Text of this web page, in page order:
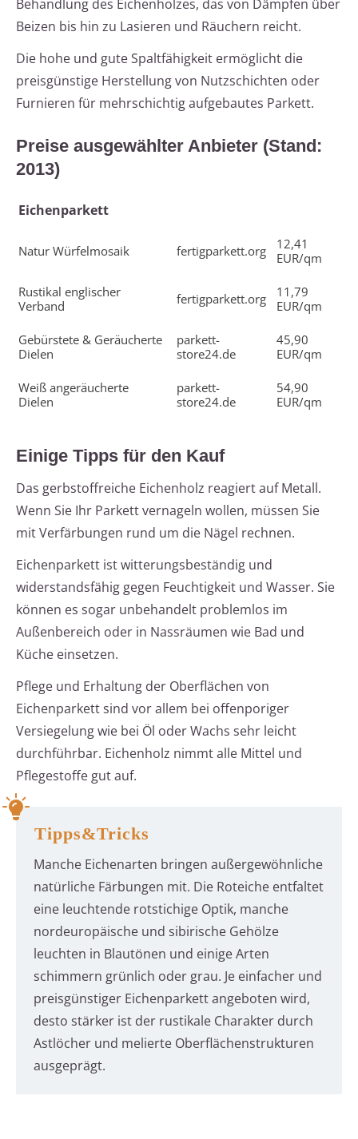
Behandlung des Eichenholzes, das von Dämpfen über
Beizen bis hin zu Lasieren und Räuchern reicht.
Die hohe und gute Spaltfähigkeit ermöglicht die
preisgünstige Herstellung von Nutzschichten oder
Furnieren für mehrschichtig aufgebautes Parkett.
Preise ausgewählter Anbieter (Stand:
2013)
Eichenparkett
Natur Würfelmosaik fertigparkett.org
12,41
EUR/qm
Rustikal englischer
Verband
fertigparkett.org
11,79
EUR/qm
Gebürstete & Geräucherte
Dielen
parkett-
store24.de
45,90
EUR/qm
Weiß angeräucherte
Dielen
parkett-
store24.de
54,90
EUR/qm
Einige Tipps für den Kauf
Das gerbstoffreiche Eichenholz reagiert auf Metall.
Wenn Sie Ihr Parkett vernageln wollen, müssen Sie
mit Verfärbungen rund um die Nägel rechnen.
Eichenparkett ist witterungsbeständig und
widerstandsfähig gegen Feuchtigkeit und Wasser. Sie
können es sogar unbehandelt problemlos im
Außenbereich oder in Nassräumen wie Bad und
Küche einsetzen.
Pflege und Erhaltung der Oberflächen von
Eichenparkett sind vor allem bei offenporiger
Versiegelung wie bei Öl oder Wachs sehr leicht
durchführbar. Eichenholz nimmt alle Mittel und
Pflegestoffe gut auf.
Tipps&Tricks
Manche Eichenarten bringen außergewöhnliche
natürliche Färbungen mit. Die Roteiche entfaltet
eine leuchtende rotstichige Optik, manche
nordeuropäische und sibirische Gehölze
leuchten in Blautönen und einige Arten
schimmern grünlich oder grau. Je einfacher und
preisgünstiger Eichenparkett angeboten wird,
desto stärker ist der rustikale Charakter durch
Astlöcher und melierte Oberflächenstrukturen
ausgeprägt.